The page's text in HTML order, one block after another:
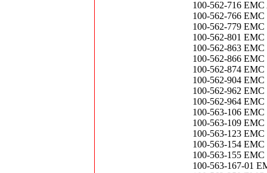
100-562-716 EMC
100-562-766
100-562-779
100-562-801
100-562-863
100-562-866
100-562-874
100-562-904
100-562-962
100-562-964
100-563-106
100-563-109
100-563-123
100-563-154
100-563-155
100-563-167-01